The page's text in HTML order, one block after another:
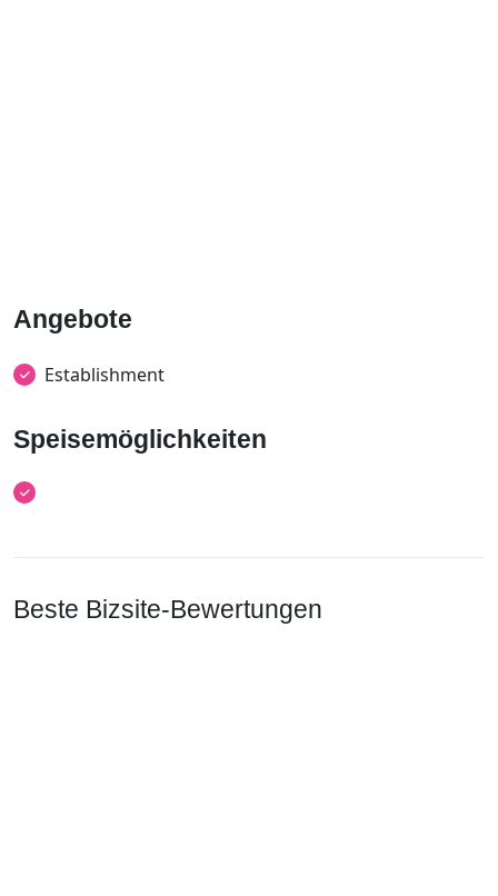
Angebote
Establishment
Speisemöglichkeiten
Beste Bizsite-Bewertungen